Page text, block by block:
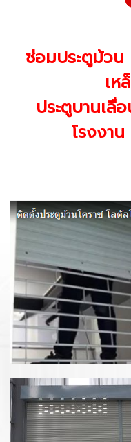
ซ่อมประตูม้ว
เห
ประตูบานเลื่
โรงงา